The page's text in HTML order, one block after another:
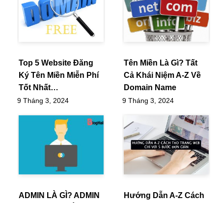
Top 5 Website Đăng
Ký Tên Miền Miễn Phí
Tốt Nhất…
9 Tháng 3, 2024
Tên Miền Là Gì? Tất
Cả Khái Niệm A-Z Về
Domain Name
9 Tháng 3, 2024
ADMIN LÀ GÌ? ADMIN
Hướng Dẫn A-Z Cách